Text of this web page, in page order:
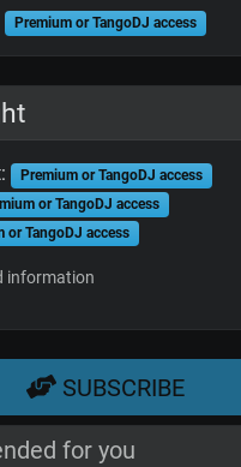
Premium or TangoDJ access
Premium or TangoDJ access
or TangoDJ access
or TangoDJ access
information
SUBSCRIBE
for you